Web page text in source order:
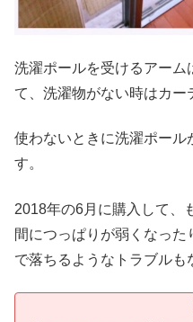
洗濯ポールを受けるアーム
て、洗濯物がない時はカー
使わないときに洗濯ポー
す。
2018年の6月に購入して、
間につっぱりが弱くなっ
で落ちるようなトラブルも